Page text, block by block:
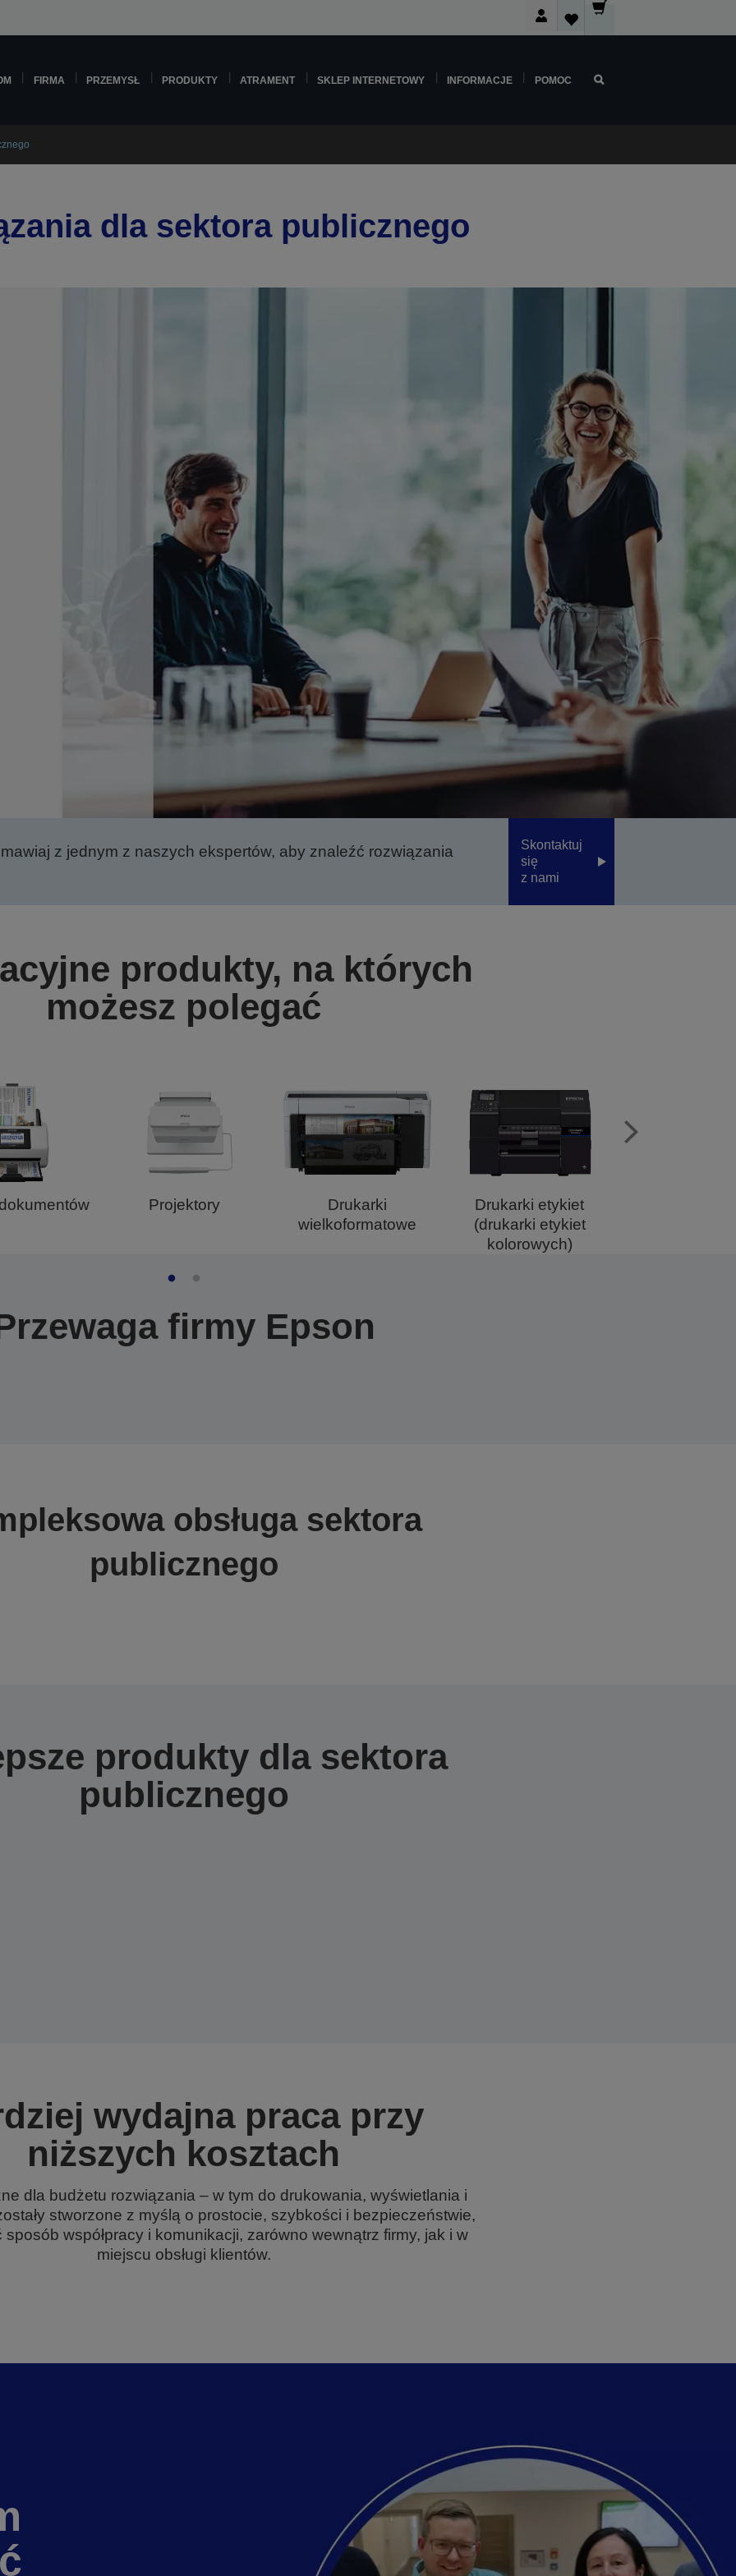
FIRMA PRZEMYSŁ PRODUKTY ATRAMENT SKLEP INTERNETOWY INFORMACJE POMOC
dla sektora publicznego
z jednym z naszych ekspertów, aby znaleźć rozwiązania
Skontaktuj
się
z nami
produkty, na których
możesz polegać
Projektory
Drukarki
wielkoformatowe
Drukarki etykiet
(drukarki etykiet
kolorowych)
firmy Epson
obsługa sektora
publicznego
produkty dla sektora
publicznego
wydajna praca przy
niższych kosztach
dla budżetu rozwiązania – w tym do drukowania, wyświetlania i
stworzone z myślą o prostocie, szybkości i bezpieczeństwie,
sposób współpracy i komunikacji, zarówno wewnątrz firmy, jak i w
miejscu obsługi klientów.